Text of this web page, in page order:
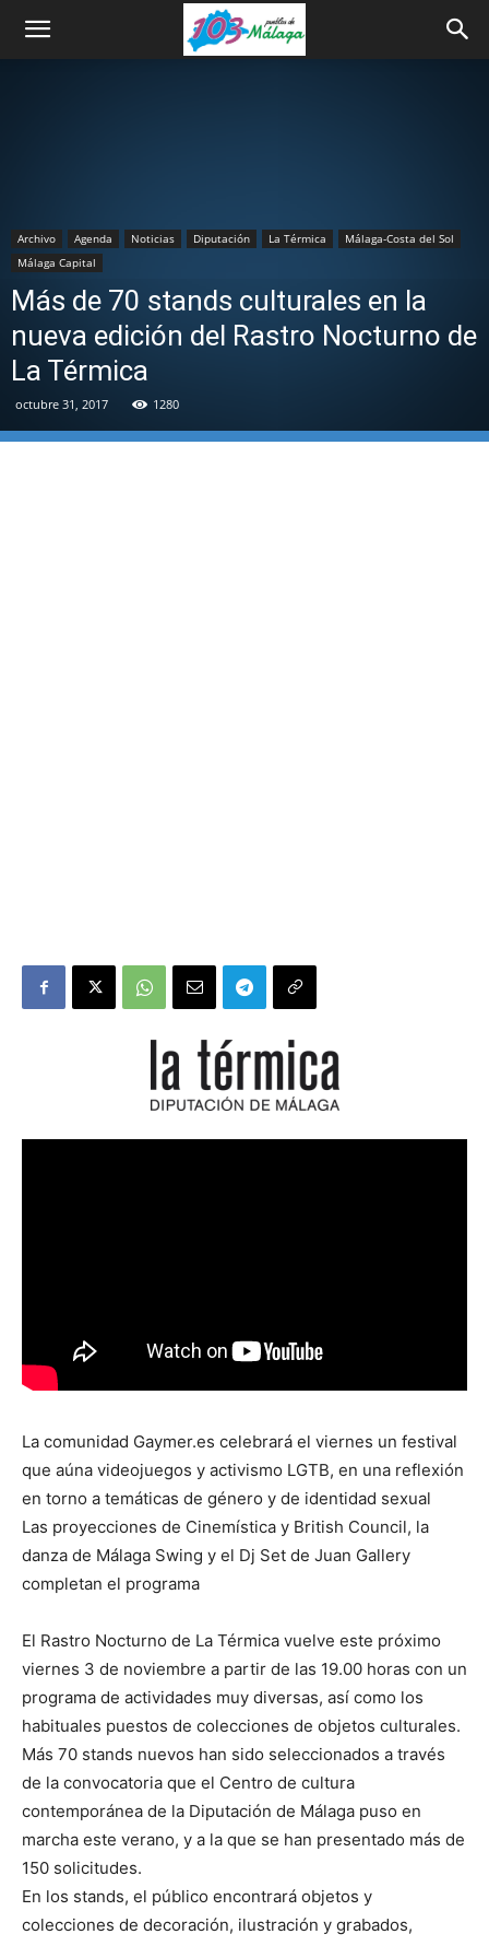
Archivo Agenda Noticias Diputación La Térmica
Málaga-Costa del Sol
Málaga Capital
Más de 70 stands culturales en la
nueva edición del Rastro Nocturno de
La Térmica
octubre 31, 2017 1280
La comunidad Gaymer.es celebrará el viernes un festival
que aúna videojuegos y activismo LGTB, en una reflexión
en torno a temáticas de género y de identidad sexual
Las proyecciones de Cinemística y British Council, la
danza de Málaga Swing y el Dj Set de Juan Gallery
completan el programa
El Rastro Nocturno de La Térmica vuelve este próximo
viernes 3 de noviembre a partir de las 19.00 horas con un
programa de actividades muy diversas, así como los
habituales puestos de colecciones de objetos culturales.
Más 70 stands nuevos han sido seleccionados a través
de la convocatoria que el Centro de cultura
contemporánea de la Diputación de Málaga puso en
marcha este verano, y a la que se han presentado más de
150 solicitudes.
En los stands, el público encontrará objetos y
colecciones de decoración, ilustración y grabados,